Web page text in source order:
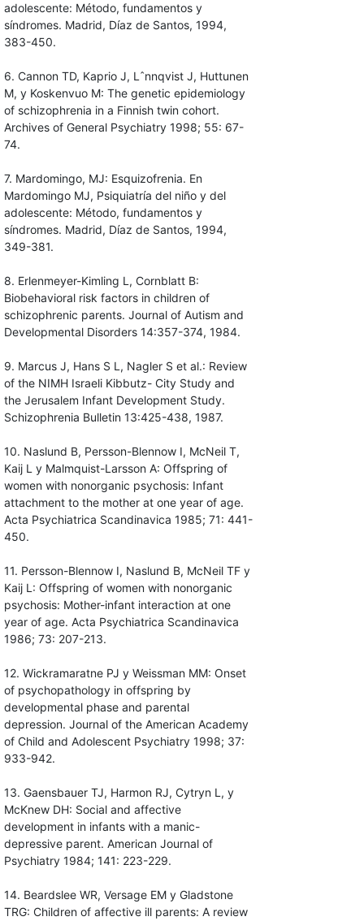
adolescente: Método, fundamentos y
síndromes. Madrid, Díaz de Santos, 1994,
383-450.
6. Cannon TD, Kaprio J, Lˆnnqvist J, Huttunen
M, y Koskenvuo M: The genetic epidemiology
of schizophrenia in a Finnish twin cohort.
Archives of General Psychiatry 1998; 55: 67-
74.
7. Mardomingo, MJ: Esquizofrenia. En
Mardomingo MJ, Psiquiatría del niño y del
adolescente: Método, fundamentos y
síndromes. Madrid, Díaz de Santos, 1994,
349-381.
8. Erlenmeyer-Kimling L, Cornblatt B:
Biobehavioral risk factors in children of
schizophrenic parents. Journal of Autism and
Developmental Disorders 14:357-374, 1984.
9. Marcus J, Hans S L, Nagler S et al.: Review
of the NIMH Israeli Kibbutz- City Study and
the Jerusalem Infant Development Study.
Schizophrenia Bulletin 13:425-438, 1987.
10. Naslund B, Persson-Blennow I, McNeil T,
Kaij L y Malmquist-Larsson A: Offspring of
women with nonorganic psychosis: Infant
attachment to the mother at one year of age.
Acta Psychiatrica Scandinavica 1985; 71: 441-
450.
11. Persson-Blennow I, Naslund B, McNeil TF y
Kaij L: Offspring of women with nonorganic
psychosis: Mother-infant interaction at one
year of age. Acta Psychiatrica Scandinavica
1986; 73: 207-213.
12. Wickramaratne PJ y Weissman MM: Onset
of psychopathology in offspring by
developmental phase and parental
depression. Journal of the American Academy
of Child and Adolescent Psychiatry 1998; 37:
933-942.
13. Gaensbauer TJ, Harmon RJ, Cytryn L, y
McKnew DH: Social and affective
development in infants with a manic-
depressive parent. American Journal of
Psychiatry 1984; 141: 223-229.
14. Beardslee WR, Versage EM y Gladstone
TRG: Children of affective ill parents: A review